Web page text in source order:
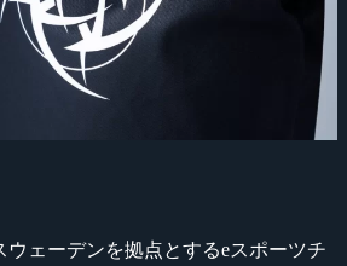
ウェーデンを拠点とするeスポーツチ